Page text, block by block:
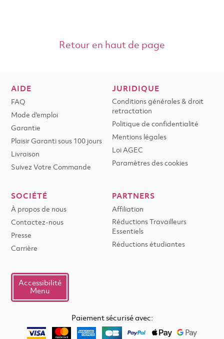
Retour en haut de page
AIDE
FAQ
Mode d'emploi
Garantie
Plaisir Garanti sous 100 jours
Livraison
Suivez Votre Commande
JURIDIQUE
Conditions générales & droit
retractation
Politique de confidentialité
Mentions légales
Loi AGEC
Paramètres des cookies
SOCIÉTÉ
À propos de nous
Contactez-nous
Presse
Carrière
PARTNERS
Affiliation
Réductions Travailleurs
Essentiels
Réductions étudiantes
Accessibilité
Menu
Paiement sécurisé avec: